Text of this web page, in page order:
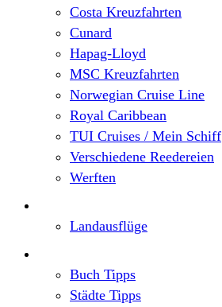
Costa Kreuzfahrten
Cunard
Hapag-Lloyd
MSC Kreuzfahrten
Norwegian Cruise Line
Royal Caribbean
TUI Cruises / Mein Schiff
Verschiedene Reedereien
Werften
Landausflüge
Buch Tipps
Städte Tipps